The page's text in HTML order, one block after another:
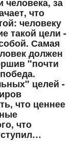
что
человеку
такой цели -
Самая
должен
"почти
целей -
что ценнее
что